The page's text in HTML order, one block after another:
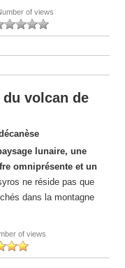
of views
volcan de
lunaire, une
omniprésente et un
ne réside pas que
dans la montagne
of views